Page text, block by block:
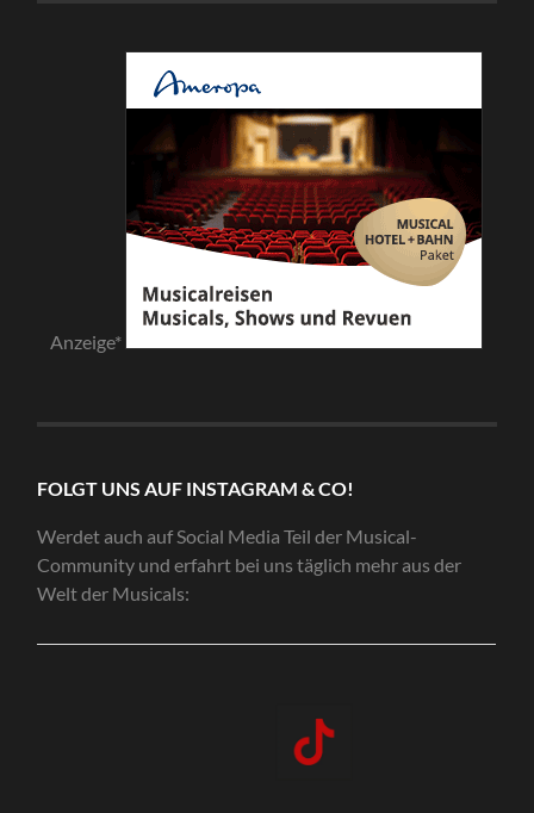
Anzeige*
FOLGT UNS AUF INSTAGRAM & CO!
Werdet auch auf Social Media Teil der Musical-
Community und erfahrt bei uns täglich mehr aus der
Welt der Musicals: